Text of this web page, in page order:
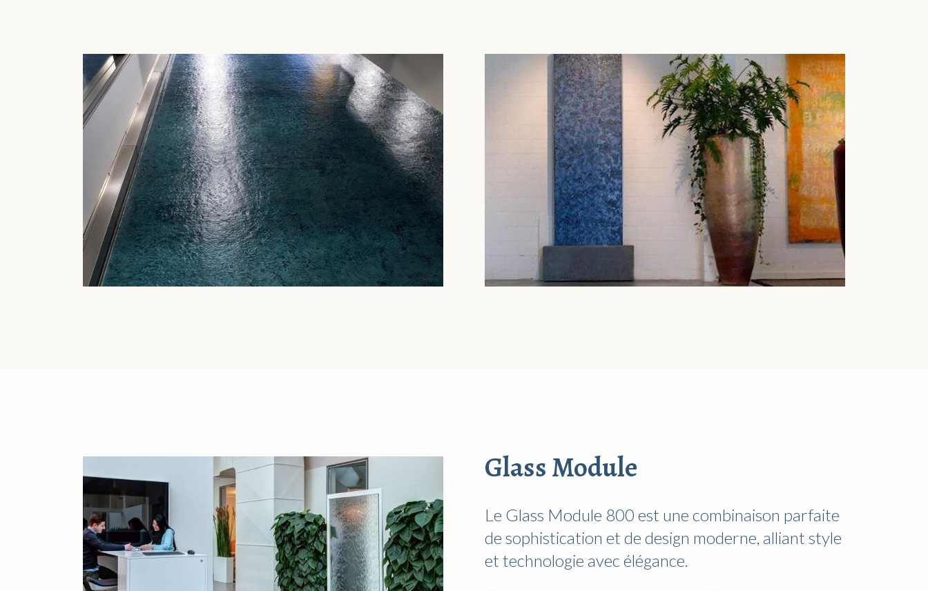
Glass Module
Le Glass Module 800 est une combinaison parfaite
de sophistication et de design moderne, alliant style
et technologie avec élégance.